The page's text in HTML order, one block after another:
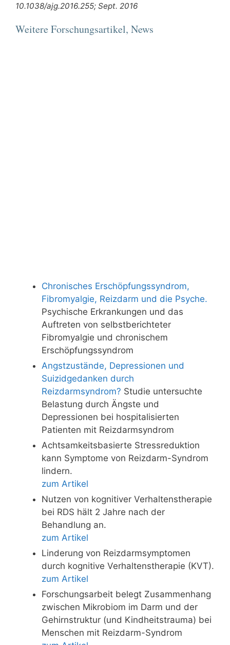
10.1038/ajg.2016.255; Sept. 2016
Weitere Forschungsartikel, News
Chronisches Erschöpfungssyndrom,
Fibromyalgie, Reizdarm und die Psyche.
Psychische Erkrankungen und das
Auftreten von selbstberichteter
Fibromyalgie und chronischem
Erschöpfungssyndrom
Angstzustände, Depressionen und
Suizidgedanken durch
Reizdarmsyndrom? Studie untersuchte
Belastung durch Ängste und
Depressionen bei hospitalisierten
Patienten mit Reizdarmsyndrom
Achtsamkeitsbasierte Stressreduktion
kann Symptome von Reizdarm-Syndrom
lindern.
zum Artikel
Nutzen von kognitiver Verhaltenstherapie
bei RDS hält 2 Jahre nach der
Behandlung an.
zum Artikel
Linderung von Reizdarmsymptomen
durch kognitive Verhaltenstherapie (KVT).
zum Artikel
Forschungsarbeit belegt Zusammenhang
zwischen Mikrobiom im Darm und der
Gehirnstruktur (und Kindheitstrauma) bei
Menschen mit Reizdarm-Syndrom